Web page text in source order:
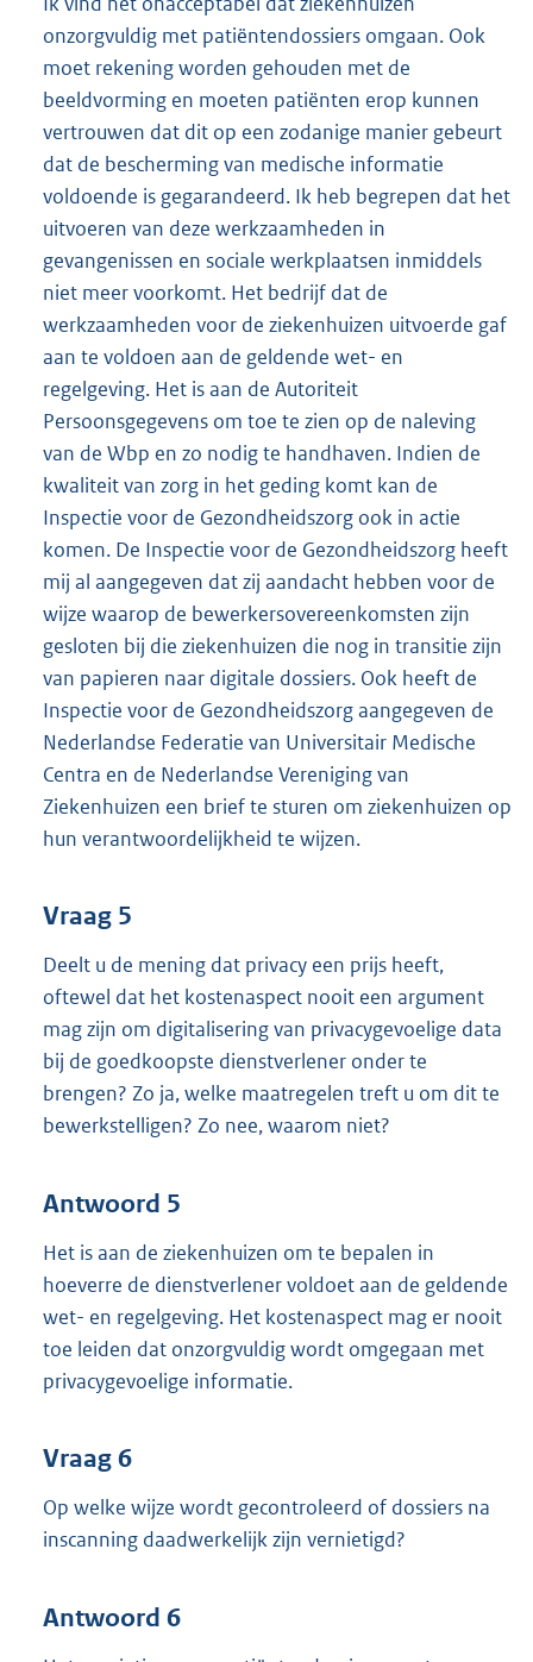
onzorgvuldig met patiëntendossiers omgaan. Ook
moet rekening worden gehouden met de
beeldvorming en moeten patiënten erop kunnen
vertrouwen dat dit op een zodanige manier gebeurt
dat de bescherming van medische informatie
voldoende is gegarandeerd. Ik heb begrepen dat het
uitvoeren van deze werkzaamheden in
gevangenissen en sociale werkplaatsen inmiddels
niet meer voorkomt. Het bedrijf dat de
werkzaamheden voor de ziekenhuizen uitvoerde gaf
aan te voldoen aan de geldende wet- en
regelgeving. Het is aan de Autoriteit
Persoonsgegevens om toe te zien op de naleving
van de Wbp en zo nodig te handhaven. Indien de
kwaliteit van zorg in het geding komt kan de
Inspectie voor de Gezondheidszorg ook in actie
komen. De Inspectie voor de Gezondheidszorg heeft
mij al aangegeven dat zij aandacht hebben voor de
wijze waarop de bewerkersovereenkomsten zijn
gesloten bij die ziekenhuizen die nog in transitie zijn
van papieren naar digitale dossiers. Ook heeft de
Inspectie voor de Gezondheidszorg aangegeven de
Nederlandse Federatie van Universitair Medische
Centra en de Nederlandse Vereniging van
Ziekenhuizen een brief te sturen om ziekenhuizen op
hun verantwoordelijkheid te wijzen.
Vraag 5
Deelt u de mening dat privacy een prijs heeft,
oftewel dat het kostenaspect nooit een argument
mag zijn om digitalisering van privacygevoelige data
bij de goedkoopste dienstverlener onder te
brengen? Zo ja, welke maatregelen treft u om dit te
bewerkstelligen? Zo nee, waarom niet?
Antwoord 5
Het is aan de ziekenhuizen om te bepalen in
hoeverre de dienstverlener voldoet aan de geldende
wet- en regelgeving. Het kostenaspect mag er nooit
toe leiden dat onzorgvuldig wordt omgegaan met
privacygevoelige informatie.
Vraag 6
Op welke wijze wordt gecontroleerd of dossiers na
inscanning daadwerkelijk zijn vernietigd?
Antwoord 6